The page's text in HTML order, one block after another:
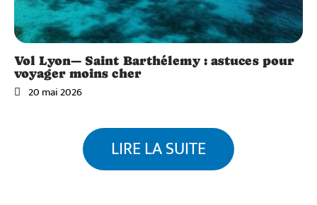
Vol Lyon— Saint Barthélemy : astuces pour
voyager moins cher
20 mai 2026
LIRE LA SUITE